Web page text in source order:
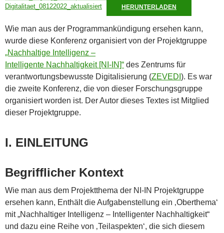
Digitalitaet_08122022_aktualisiert
HERUNTERLADEN
Wie man aus der Programmankündigung ersehen kann,
wurde diese Konferenz organisiert von der Projektgruppe
„Nachhaltige Intelligenz –
Intelligente Nachhaltigkeit [NI-IN]“ des Zentrums für
verantwortungsbewusste Digitalisierung (ZEVEDI ). Es war
die zweite Konferenz, die von dieser Forschungsgruppe
organisiert worden ist. Der Autor dieses Textes ist Mitglied
dieser Projektgruppe.
I. EINLEITUNG
Begrifflicher Kontext
Wie man aus dem Projektthema der NI-IN Projektgruppe
ersehen kann, Enthält die Aufgabenstellung ein ‚Oberthema‘
mit „Nachhaltiger Intelligenz – Intelligenter Nachhaltigkeit“
und dazu eine Reihe von ‚Teilaspekten‘, die sich diesem